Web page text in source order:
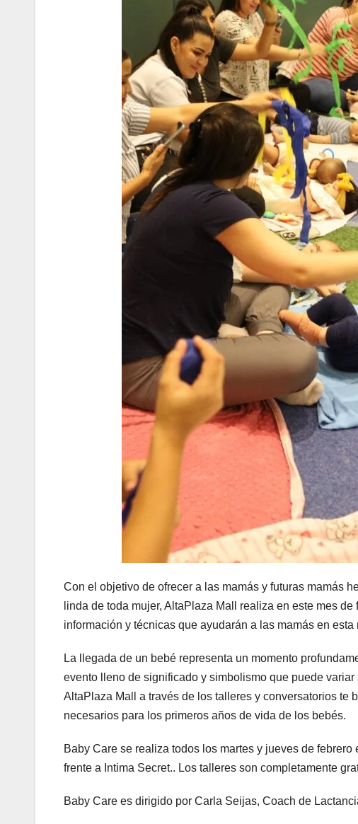
Con el objetivo de ofrecer a las mamás y futuras mamás
linda de toda mujer, AltaPlaza Mall realiza en este mes
información y técnicas que ayudarán a las mamás en esta
La llegada de un bebé representa un momento
evento lleno de significado y simbolismo que puede
AltaPlaza Mall a través de los talleres y conversatorios te
necesarios para los primeros años de vida de los bebés.
Baby Care se realiza todos los martes y jueves de
frente a Intima Secret.. Los talleres son completamente
Baby Care es dirigido por Carla Seijas, Coach de